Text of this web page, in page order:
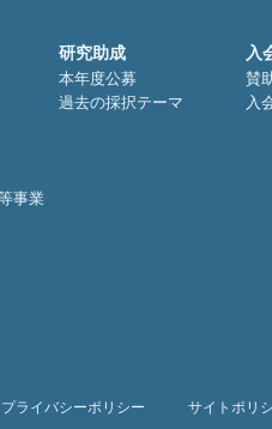
事業
研究助成
本年度公募
過去の採択テーマ
入
賛
入
プライバシーポリシー サイトポリ